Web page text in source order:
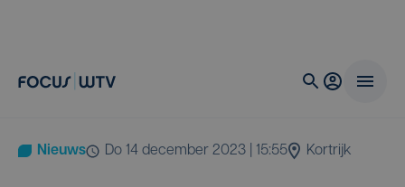
Nieuws do 14 december 2023 | 15:55 Kortrijk